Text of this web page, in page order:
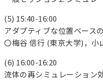
(5) 15:40-16:00
アダプティブな位置ベース
〇梅谷 信行 (東京大学)，
(6) 16:00-16:20
流体の再シミュレーション